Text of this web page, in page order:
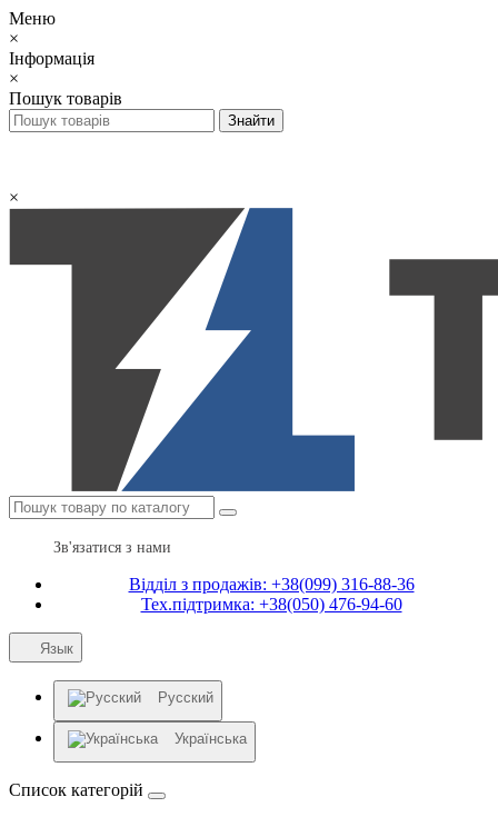
Меню
×
Інформація
×
Пошук товарів
×
Зв'язатися з нами
Відділ з продажів: +38(099) 316-88-36
Тех.підтримка: +38(050) 476-94-60
Язык
Русский
Українська
Список категорій